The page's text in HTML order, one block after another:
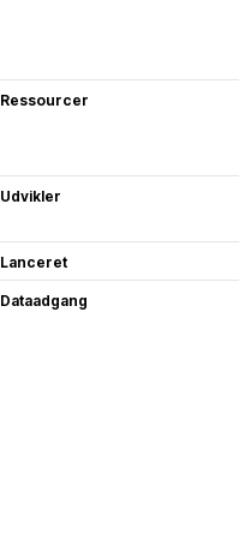
Ressourcer
Udvikler
Lanceret
Dataadgang